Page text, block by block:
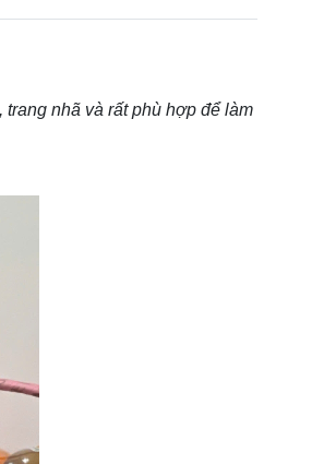
trang nhã và rất phù hợp để làm